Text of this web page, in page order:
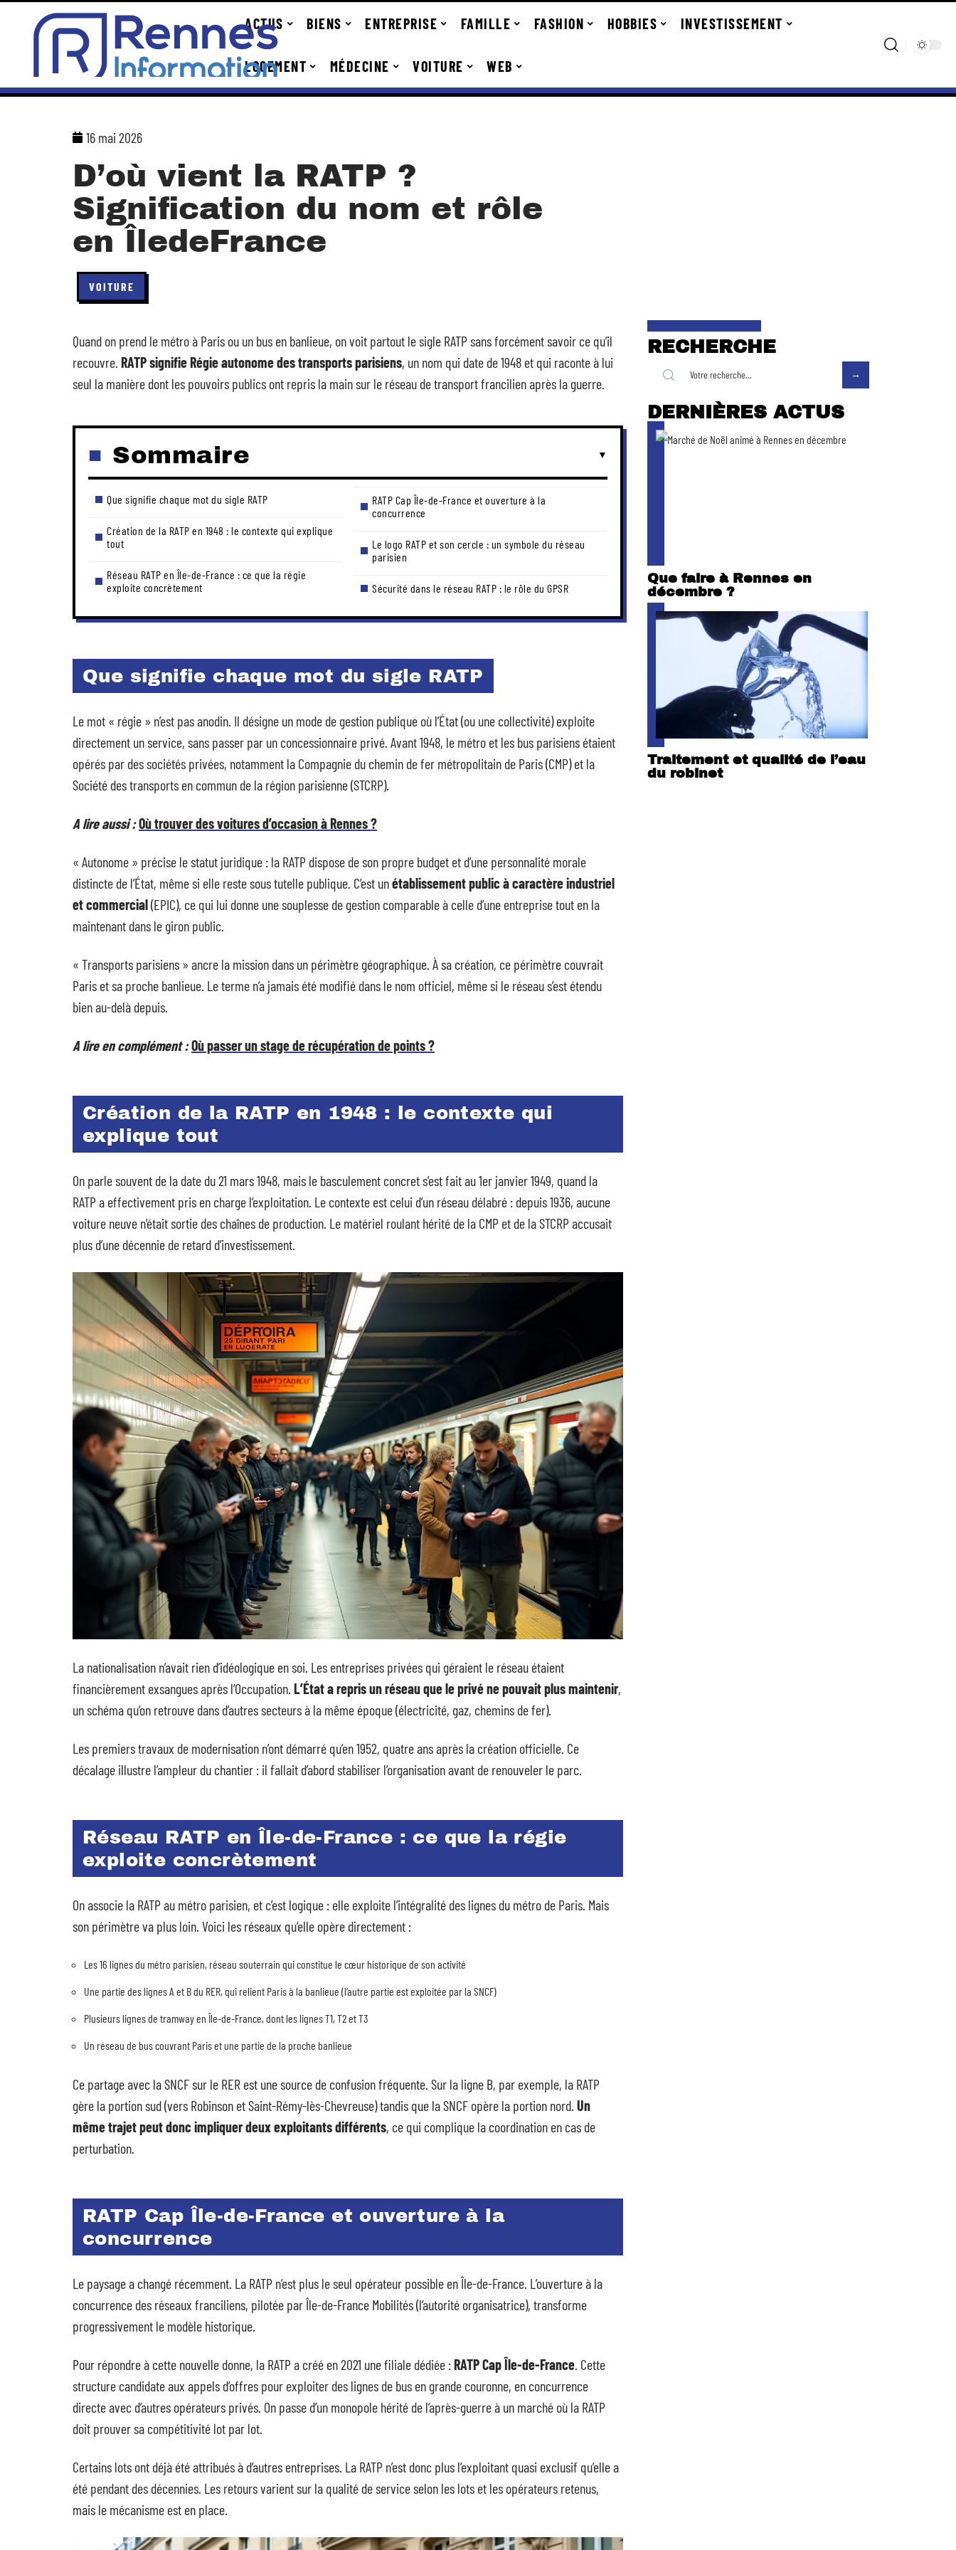
ACTUS BIENS ENTREPRISE FAMILLE FASHION HOBBIES INVESTISSEMENT
LOGEMENT MÉDECINE VOITURE WEB
16 mai 2026
D’où vient la RATP ?
Signification du nom et rôle
en ÎledeFrance
VOITURE
Quand on prend le métro à Paris ou un bus en banlieue, on voit partout le sigle RATP sans forcément savoir ce qu’il
recouvre. RATP signifie Régie autonome des transports parisiens, un nom qui date de 1948 et qui raconte à lui
seul la manière dont les pouvoirs publics ont repris la main sur le réseau de transport francilien après la guerre.
Sommaire
Que signifie chaque mot du sigle RATP
Création de la RATP en 1948 : le contexte qui explique
tout
Réseau RATP en Île-de-France : ce que la régie
exploite concrètement
RATP Cap Île-de-France et ouverture à la
concurrence
Le logo RATP et son cercle : un symbole du réseau
parisien
Sécurité dans le réseau RATP : le rôle du GPSR
Que signifie chaque mot du sigle RATP
Le mot « régie » n’est pas anodin. Il désigne un mode de gestion publique où l’État (ou une collectivité) exploite
directement un service, sans passer par un concessionnaire privé. Avant 1948, le métro et les bus parisiens étaient
opérés par des sociétés privées, notamment la Compagnie du chemin de fer métropolitain de Paris (CMP) et la
Société des transports en commun de la région parisienne (STCRP).
A lire aussi :Où trouver des voitures d’occasion à Rennes ?
« Autonome » précise le statut juridique : la RATP dispose de son propre budget et d’une personnalité morale
distincte de l’État, même si elle reste sous tutelle publique. C’est unétablissement public à caractère industriel
et commercial(EPIC), ce qui lui donne une souplesse de gestion comparable à celle d’une entreprise tout en la
maintenant dans le giron public.
« Transports parisiens » ancre la mission dans un périmètre géographique. À sa création, ce périmètre couvrait
Paris et sa proche banlieue. Le terme n’a jamais été modifié dans le nom officiel, même si le réseau s’est étendu
bien au-delà depuis.
A lire en complément :Où passer un stage de récupération de points ?
Création de la RATP en 1948 : le contexte qui
explique tout
On parle souvent de la date du 21 mars 1948, mais le basculement concret s’est fait au 1er janvier 1949, quand la
RATP a effectivement pris en charge l’exploitation. Le contexte est celui d’un réseau délabré : depuis 1936, aucune
voiture neuve n’était sortie des chaînes de production. Le matériel roulant hérité de la CMP et de la STCRP accusait
plus d’une décennie de retard d’investissement.
La nationalisation n’avait rien d’idéologique en soi. Les entreprises privées qui géraient le réseau étaient
financièrement exsangues après l’Occupation. L’État a repris un réseau que le privé ne pouvait plus maintenir,
un schéma qu’on retrouve dans d’autres secteurs à la même époque (électricité, gaz, chemins de fer).
Les premiers travaux de modernisation n’ont démarré qu’en 1952, quatre ans après la création officielle. Ce
décalage illustre l’ampleur du chantier : il fallait d’abord stabiliser l’organisation avant de renouveler le parc.
Réseau RATP en Île-de-France : ce que la régie
exploite concrètement
On associe la RATP au métro parisien, et c’est logique : elle exploite l’intégralité des lignes du métro de Paris. Mais
son périmètre va plus loin. Voici les réseaux qu’elle opère directement :
Les 16 lignes du métro parisien, réseau souterrain qui constitue le cœur historique de son activité
Une partie des lignes A et B du RER, qui relient Paris à la banlieue (l’autre partie est exploitée par la SNCF)
Plusieurs lignes de tramway en Île-de-France, dont les lignes T1, T2 et T3
Un réseau de bus couvrant Paris et une partie de la proche banlieue
Ce partage avec la SNCF sur le RER est une source de confusion fréquente. Sur la ligne B, par exemple, la RATP
gère la portion sud (vers Robinson et Saint-Rémy-lès-Chevreuse) tandis que la SNCF opère la portion nord. Un
même trajet peut donc impliquer deux exploitants différents, ce qui complique la coordination en cas de
perturbation.
RATP Cap Île-de-France et ouverture à la
concurrence
Le paysage a changé récemment. La RATP n’est plus le seul opérateur possible en Île-de-France. L’ouverture à la
concurrence des réseaux franciliens, pilotée par Île-de-France Mobilités (l’autorité organisatrice), transforme
progressivement le modèle historique.
Pour répondre à cette nouvelle donne, la RATP a créé en 2021 une filiale dédiée :RATP Cap Île-de-France. Cette
structure candidate aux appels d’offres pour exploiter des lignes de bus en grande couronne, en concurrence
directe avec d’autres opérateurs privés. On passe d’un monopole hérité de l’après-guerre à un marché où la RATP
doit prouver sa compétitivité lot par lot.
Certains lots ont déjà été attribués à d’autres entreprises. La RATP n’est donc plus l’exploitant quasi exclusif qu’elle a
été pendant des décennies. Les retours varient sur la qualité de service selon les lots et les opérateurs retenus,
mais le mécanisme est en place.
RECHERCHE
DERNIÈRES ACTUS
Que faire à Rennes en
décembre ?
Traitement et qualité de l’eau
du robinet